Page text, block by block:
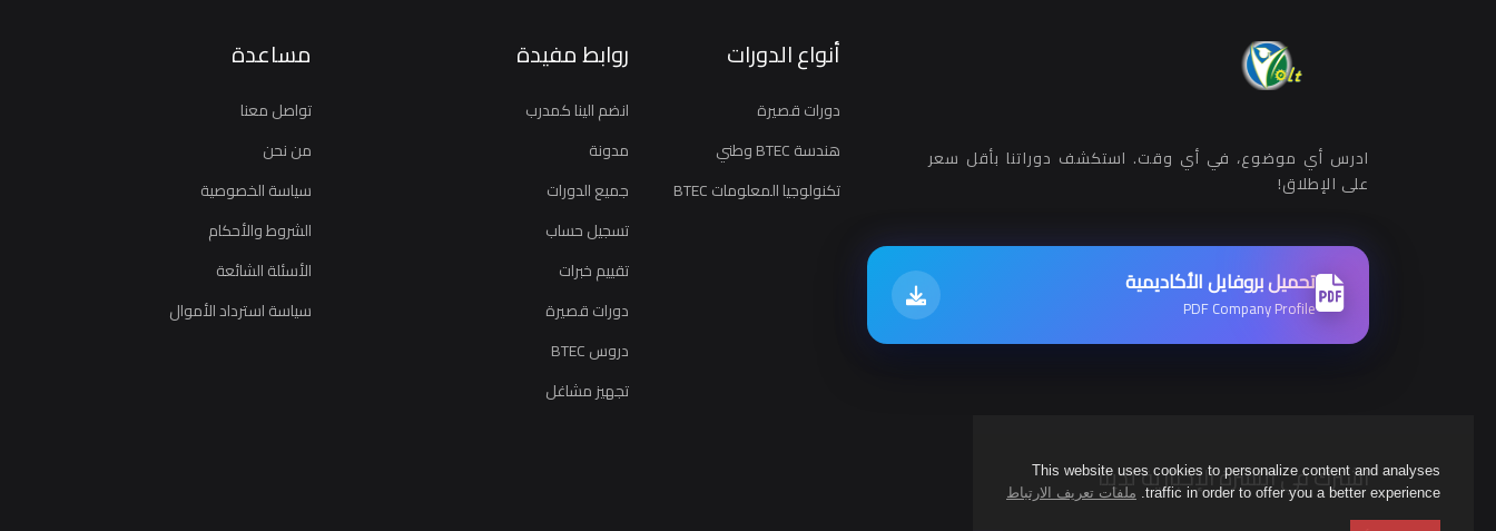
This website uses cookies to personalize content and analyses
traffic in order to offer you a better experience. ملفات تعريف الارتباط
ادرس أي موضوع، في أي وقت. استكشف دوراتنا بأقل سعر
على الإطلاق!
تحميل بروفايل الأكاديمية
PDF Company Profile
أنواع الدورات
دورات قصيرة
هندسة BTEC وطني
تكنولوجيا المعلومات BTEC
روابط مفيدة
انضم الينا كمدرب
مدونة
جميع الدورات
تسجيل حساب
تقييم خبرات
دورات قصيرة
دروس BTEC
تجهيز مشاغل
مساعدة
تواصل معنا
من نحن
سياسة الخصوصية
الشروط والأحكام
الأسئلة الشائعة
سياسة استرداد الأموال
اشترك في النشرة الإخبارية لدينا